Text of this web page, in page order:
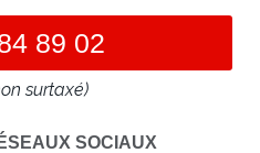
89 02
surtaxé)
SOCIAUX